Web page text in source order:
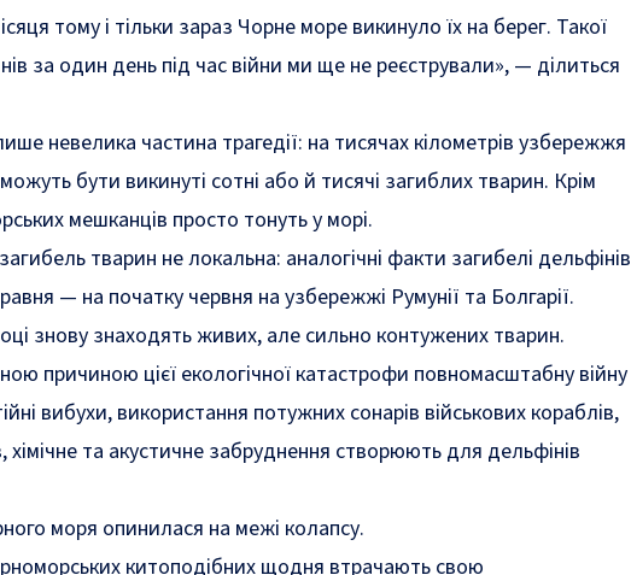
тому і тільки зараз Чорне море викинуло їх на берег. Такої
за один день під час війни ми ще не реєстрували», — ділиться
невелика частина трагедії: на тисячах кілометрів узбережжя
бути викинуті сотні або й тисячі загиблих тварин. Крім
мешканців просто тонуть у морі.
тварин не локальна: аналогічні факти загибелі дельфінів
— на початку червня на узбережжі Румунії та Болгарії.
знову знаходять живих, але сильно контужених тварин.
причиною цієї екологічної катастрофи повномасштабну війну
вибухи, використання потужних сонарів військових кораблів,
та акустичне забруднення створюють для дельфінів
моря опинилася на межі колапсу.
китоподібних щодня втрачають свою